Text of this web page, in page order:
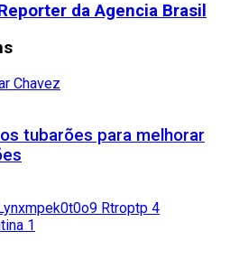
da Agencia Brasil
tubarões para melhorar